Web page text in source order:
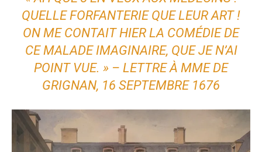
QUELLE FORFANTERIE QUE LEUR ART !
ON ME CONTAIT HIER LA COMÉDIE DE
CE MALADE IMAGINAIRE, QUE JE N’AI
POINT VUE. » – LETTRE À MME DE
GRIGNAN, 16 SEPTEMBRE 1676